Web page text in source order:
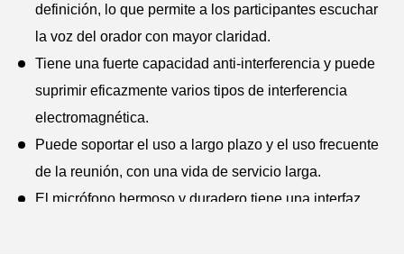
definición, lo que permite a los participantes escuchar
la voz del orador con mayor claridad.
Tiene una fuerte capacidad anti-interferencia y puede
suprimir eficazmente varios tipos de interferencia
electromagnética.
Puede soportar el uso a largo plazo y el uso frecuente
de la reunión, con una vida de servicio larga.
El micrófono hermoso y duradero tiene una interfaz